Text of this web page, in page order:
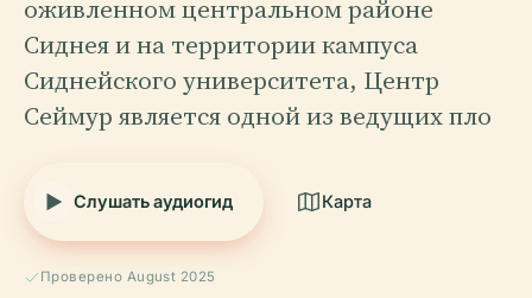
оживленном центральном районе
Сиднея и на территории кампуса
Сиднейского университета, Центр
Сеймур является одной из ведущих пло
Слушать аудиогид Карта
Проверено August 2025